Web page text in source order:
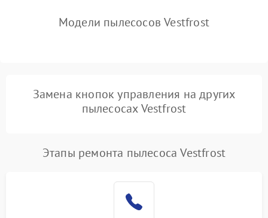
Модели пылесосов Vestfrost
Замена кнопок управления на других
пылесосах Vestfrost
Этапы ремонта пылесоса Vestfrost